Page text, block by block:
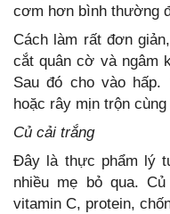
cơm hơn bình thường
Cách làm rất đơn
cắt quân cờ và ngâm
Sau đó cho vào
hoặc rây mịn trộn
Củ cải trắng
Đây là thực phẩm lý
nhiều mẹ bỏ qua.
vitamin C, protein,